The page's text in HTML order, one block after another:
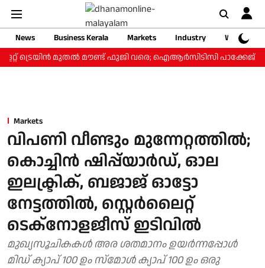
News Business Kerala Markets Industry
Web
ട്രെയിന്‍ മുതല്‍ മൗണ്ട് ഫുജി വരെ; ഐആര്‍സിടിസി പാക്കേജ്
Markets
വിപണി വീണ്ടും മുന്നേറ്റത്തിൽ;
കൊച്ചിൻ ഷിപ്പ്‌യാർഡ്, ഓല
ഇലക്ട്രിക്, ബജാജ് ഓട്ടോ
നേട്ടത്തില്‍, സ്റ്റെർലൈറ്റ്
ടെക്നോളജീസ് ഇടിവില്‍
മുഖ്യസൂചികകൾ അര ശതമാനം ഉയർന്നപ്പോൾ
മിഡ് ക്യാപ് 100 ഉം സ്മോൾ ക്യാപ് 100 ഉം ഒരു